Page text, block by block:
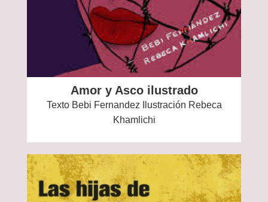
Amor y Asco ilustrado
Texto Bebi Fernandez Ilustración Rebeca
Khamlichi